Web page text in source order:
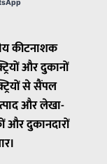
कीटनाशक
और दुकानों
से सैंपल
और लेखा-
और दुकानदारों